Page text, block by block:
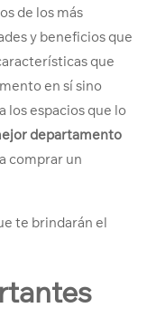
de los más
y beneficios que
que
en sí sino
los espacios que lo
departamento
comprar un
te brindarán el